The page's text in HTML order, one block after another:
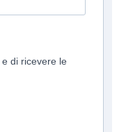
e di ricevere le